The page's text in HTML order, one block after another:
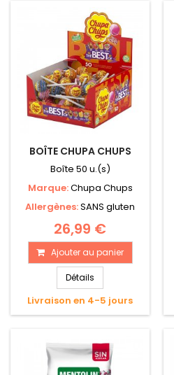
BOÎTE CHUPA CHUPS
Boîte 50 u.(s)
Marque:Chupa Chups
Allergènes:SANS gluten
26,99 €
Ajouter au panier
Détails
Livraison en 4-5 jours